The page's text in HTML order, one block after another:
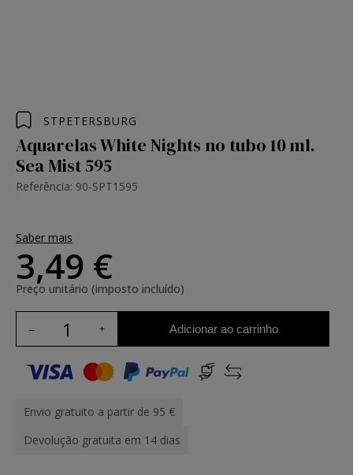
STPETERSBURG
Aquarelas White Nights no tubo 10 ml.
Sea Mist 595
Referência: 90-SPT1595
Saber mais
3,49 €
Preço unitário (imposto incluído)
Adicionar ao carrinho
Envio gratuito a partir de 95 €
Devolução gratuita em 14 dias